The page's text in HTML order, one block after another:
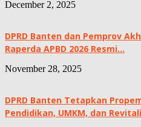
December 2, 2025
DPRD Banten dan Pemprov
Raperda APBD 2026 Resmi...
November 28, 2025
DPRD Banten Tetapkan
Pendidikan, UMKM, dan